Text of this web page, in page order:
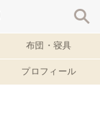
布団・寝具
プロフィール